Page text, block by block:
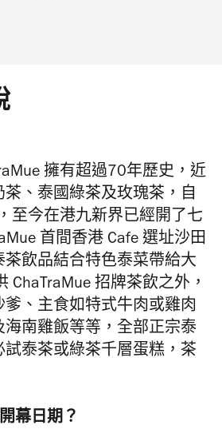
擁有超過70年歷史，近
、泰國綠茶及玫瑰茶，自
至今在港九新界已經開了七
首間香港 Cafe 選址沙田
飲品結合特色泰菜帶給大
ChaTraMue 招牌茶飲之外，
、 主食如特式牛肉或雞肉
海南雞飯等等，全部正宗泰
試泰茶或綠茶千層蛋糕，茶
幕日期？